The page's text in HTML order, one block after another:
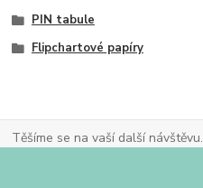
PIN tabule
Flipchartové papíry
Těšíme se na vaší další návštěvu.